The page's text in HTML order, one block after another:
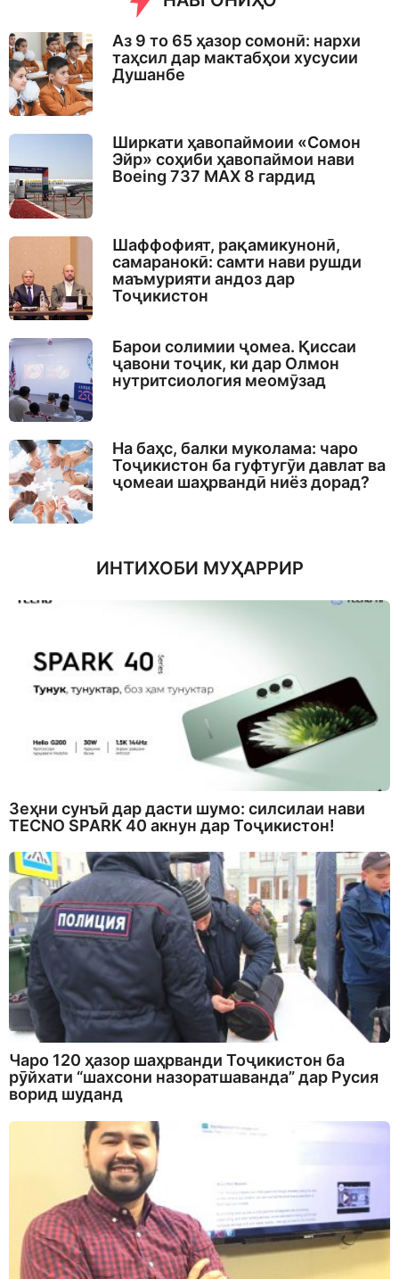
Аз 9 то 65 ҳазор сомонӣ: нархи
таҳсил дар мактабҳои хусусии
Душанбе
Ширкати ҳавопаймоии «Сомон
Эйр» соҳиби ҳавопаймои нави
Boeing 737 MAX 8 гардид
Шаффофият, рақамикунонӣ,
самаранокӣ: самти нави рушди
маъмурияти андоз дар
Тоҷикистон
Барои солимии ҷомеа. Қиссаи
ҷавони тоҷик, ки дар Олмон
нутритсиология меомӯзад
На баҳс, балки муколама: чаро
Тоҷикистон ба гуфтугӯи давлат ва
ҷомеаи шаҳрвандӣ ниёз дорад?
ИНТИХОБИ МУҲАРРИР
Зеҳни сунъӣ дар дасти шумо: силсилаи нави
TECNO SPARK 40 акнун дар Тоҷикистон!
Чаро 120 ҳазор шаҳрванди Тоҷикистон ба
рӯйхати “шахсони назоратшаванда” дар Русия
ворид шуданд